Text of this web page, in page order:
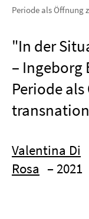
Periode als Öffnung
"In der
– Ingeborg
Periode
Valentina Di
Rosa – 2021